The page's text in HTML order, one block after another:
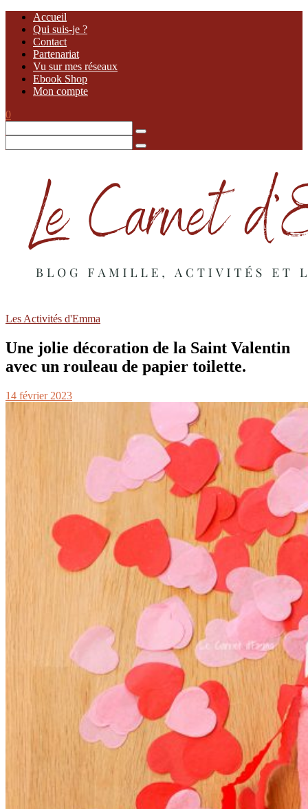
Accueil
Qui suis-je ?
Contact
Partenariat
Vu sur mes réseaux
Ebook Shop
Mon compte
0
Les Activités d'Emma
Une jolie décoration de la Saint Valentin
avec un rouleau de papier toilette.
14 février 2023